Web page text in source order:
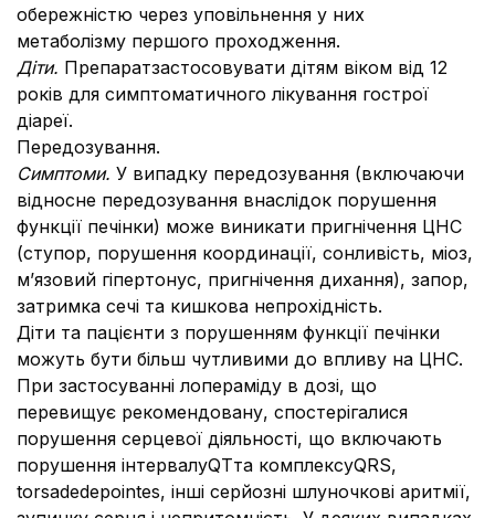
обережністю через уповільнення у них
метаболізму першого проходження.
Діти. Препаратзастосовувати дітям віком від 12
років для симптоматичного лікування гострої
діареї.
Передозування.
Симптоми. У випадку передозування (включаючи
відносне передозування внаслідок порушення
функції печінки) може виникати пригнічення ЦНС
(ступор, порушення координації, сонливість, міоз,
м’язовий гіпертонус, пригнічення дихання), запор,
затримка сечі та кишкова непрохідність.
Діти та пацієнти з порушенням функції печінки
можуть бути більш чутливими до впливу на ЦНС.
При застосуванні лопераміду в дозі, що
перевищує рекомендовану, спостерігалися
порушення серцевої діяльності, що включають
порушення інтервалуQTта комплексуQRS,
torsadedepointes, інші серйозні шлуночкові аритмії,